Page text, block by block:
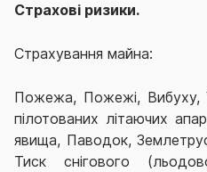
Страхові ризики.
Страхування майна:
Пожежа, Пожежі, Вибуху,
пілотованих літаючих
явища, Паводок,
Тиск снігового